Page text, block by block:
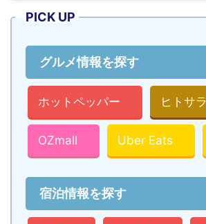
PICK UP
グルメ情報を探す
ホットペッパー ヒトサラ
OZmall Uber Eats
宿泊情報を探す